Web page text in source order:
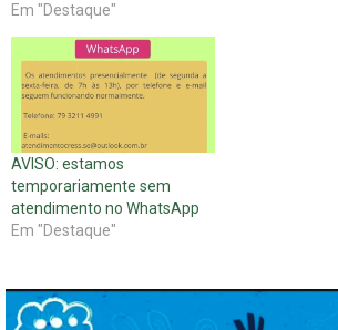
Em "Destaque"
AVISO: estamos
temporariamente sem
atendimento no WhatsApp
Em "Destaque"